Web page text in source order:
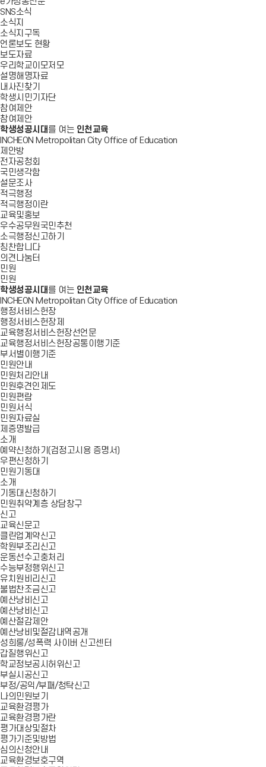
SNS소식
소식지
소식지구독
언론보도 현황
보도자료
우리학교이모저모
설명해명자료
내사진찾기
학생시민기자단
참여제안
참여제안
학생성공시대 를 여는 인천교육
INCHEON Metropolitan City Office of Education
제안방
전자공청회
국민생각함
설문조사
적극행정
적극행정이란
교육및홍보
우수공무원국민추천
소극행정신고하기
칭찬합니다
의견나눔터
민원
민원
학생성공시대 를 여는 인천교육
INCHEON Metropolitan City Office of Education
행정서비스헌장
행정서비스헌장제
교육행정서비스헌장선언문
교육행정서비스헌장공통이행기준
부서별이행기준
민원안내
민원처리안내
민원후견인제도
민원편람
민원서식
민원자료실
제증명발급
소개
예약신청하기(검정고시용 증명서)
우편신청하기
민원기동대
소개
기동대신청하기
민원취약계층 상담창구
신고
교육신문고
클린업계약신고
학원부조리신고
운동선수고충처리
수능부정행위신고
유치원비리신고
불법찬조금신고
예산낭비신고
예산낭비신고
예산절감제안
예산낭비및절감내역공개
성희롱/성폭력 사이버 신고센터
갑질행위신고
학교정보공시허위신고
부실시공신고
부정/공익/부패/청탁신고
나의민원보기
교육환경평가
교육환경평가란
평가대상및절차
평가기준및방법
심의신청안내
교육환경보호구역